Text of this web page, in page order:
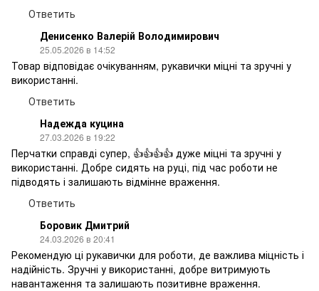
Ответить
Денисенко Валерій Володимирович
25.05.2026 в 14:52
Товар відповідає очікуванням, рукавички міцні та зручні у
використанні.
Ответить
Надежда куцина
27.03.2026 в 19:22
Перчатки справді супер, 👍👍👍👍 дуже міцні та зручні у
використанні. Добре сидять на руці, під час роботи не
підводять і залишають відмінне враження.
Ответить
Боровик Дмитрий
24.03.2026 в 20:41
Рекомендую ці рукавички для роботи, де важлива міцність і
надійність. Зручні у використанні, добре витримують
навантаження та залишають позитивне враження.